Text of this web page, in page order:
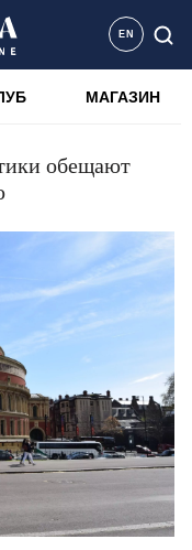
EN
МАГАЗИН
обещают